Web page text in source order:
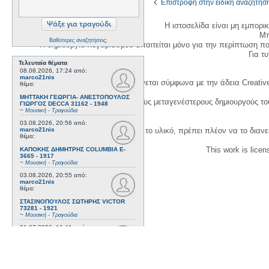
Βαθύτερες αναζητήσεις;
Τελευταία θέματα
08.08.2026, 17:24 από:
marco21nis
θέμα:
ΜΗΤΤΑΚΗ ΓΕΩΡΓΙΑ- ΑΝΕΣΤΟΠΟΥΛΟΣ
ΓΙΩΡΓΟΣ DECCA 31162 - 1948
~ Μουσική - Τραγούδια
03.08.2026, 20:56 από:
marco21nis
θέμα:
ΚΑΠΟΚΗΣ ΔΗΜΗΤΡΗΣ COLUMBIA E-
3665 - 1917
~ Μουσική - Τραγούδια
03.08.2026, 20:55 από:
marco21nis
θέμα:
ΣΤΑΣΙΝΟΠΟΥΛΟΣ ΣΩΤΗΡΗΣ VICTOR
73281 - 1921
~ Μουσική - Τραγούδια
21.07.2026, 16:41
από:
Επιστροφή στην ειδική
Η ιστοσελίδα είναι μη
Η δημιουργία λογαριασμού απαιτείται μόνο για την περίπτωση
Για
Η χρήση του υλικού της σελίδας γίνεται σύμφωνα με την άδεια
1. Να αναφέρετε τον αρχικό και τους μεταγενέστερους δημιουργούς
3. Αν διασκευάσετε με κάθε τρόπο το υλικό, πρέπει πλέον να το
This work is